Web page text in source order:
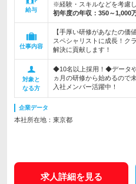
給与
※経験・スキルなどを考慮
初年度の年収： 350～1,000
仕事内容
【手厚い研修があなたの価
スペシャリストに成長！ク
解決に貢献します！
対象と
なる方
◆10名以上採用！◆データ
ヵ月の研修から始めるので
入社メンバー活躍中！
企業データ
本社所在地：東京都
求人詳細を見る